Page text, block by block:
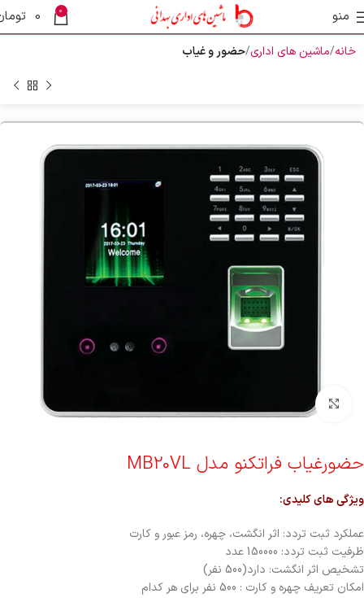
منو 0
0
خانه ماشین های اداری حضور و غیاب
برای بزرگنمایی کلیک کنید
حضورغیاب فراتکنو مدل MB20VL
ویژگی های کلیدی:
عملکرد ثبت تردد: اثر انگشت، چهره، رمز عبور و کارت
ظرفیت ثبت تردد: 150000 عدد
تشخیص اثر انگشت: دارد(500 نفر)
امکان تعریف چهره و کارت : 500 نفر برای هر کدام